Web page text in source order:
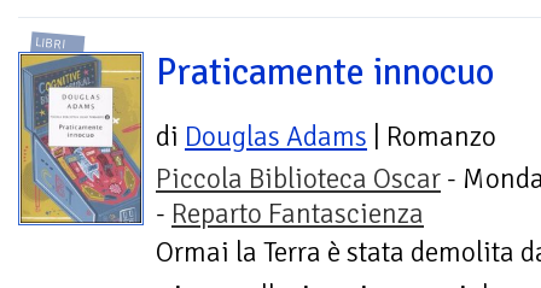
LIBRI
Praticamente innocuo
di Douglas Adams | Romanzo
Piccola Biblioteca Oscar -
- Reparto Fantascienza
Ormai la Terra è stata demolita